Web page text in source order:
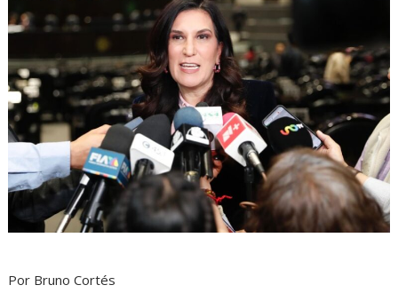
Por Bruno Cortés